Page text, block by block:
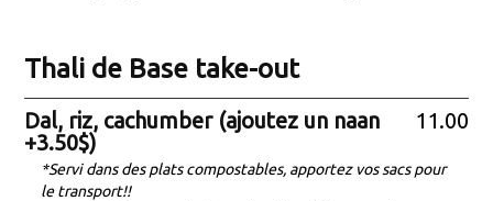
Thali de Base take-out
Dal, riz, cachumber (ajoutez un naan
+3.50$)
11.00
*Servi dans des plats compostables, apportez vos sacs pour
le transport!!